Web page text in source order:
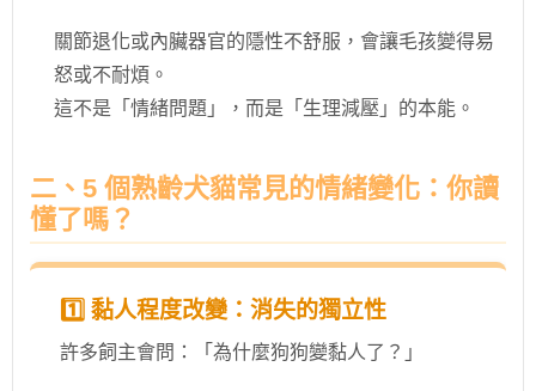
關節退化或內臟器官的隱性不舒服，會讓毛孩變得易
怒或不耐煩。
這不是「情緒問題」，而是「生理減壓」的本能。
二、5 個熟齡犬貓常見的情緒變化：你讀
懂了嗎？
1️⃣ 黏人程度改變：消失的獨立性
許多飼主會問：「為什麼狗狗變黏人了？」